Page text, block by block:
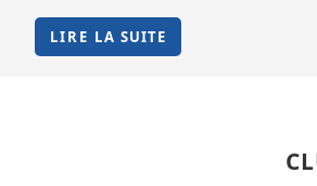
LIRE LA SUITE